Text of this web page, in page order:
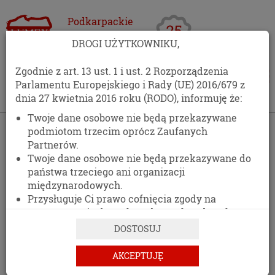
Podkarpackie
Centrum
Opakowań
DROGI UŻYTKOWNIKU,
Zgodnie z art. 13 ust. 1 i ust. 2 Rozporządzenia
Parlamentu Europejskiego i Rady (UE) 2016/679 z
dnia 27 kwietnia 2016 roku (RODO), informuję że:
Twoje dane osobowe nie będą przekazywane
podmiotom trzecim oprócz Zaufanych
Partnerów.
Twoje dane osobowe nie będą przekazywane do
państwa trzeciego ani organizacji
międzynarodowych.
Przysługuje Ci prawo cofnięcia zgody na
przetwarzanie danych osobowych w dowolnym
momencie, bez wpływu na zgodność z prawem
zgody przed jej cofnięciem.
Posiadasz prawo dostępu do treści swoich
DOSTOSUJ
AKCEPTUJĘ